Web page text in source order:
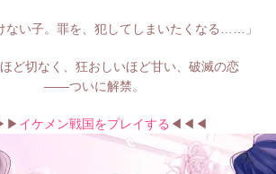
ない子。罪を、犯してしまいたくなる……」
ど切なく、狂おしいほど甘い、破滅の恋
――ついに解禁。
イケメン戦国をプレイする ◀◀◀